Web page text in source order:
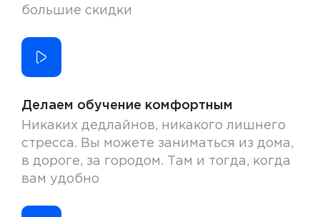
большие скидки
Делаем обучение комфортным
Никаких дедлайнов, никакого лишнего
стресса. Вы можете заниматься из дома,
в дороге, за городом. Там и тогда, когда
вам удобно